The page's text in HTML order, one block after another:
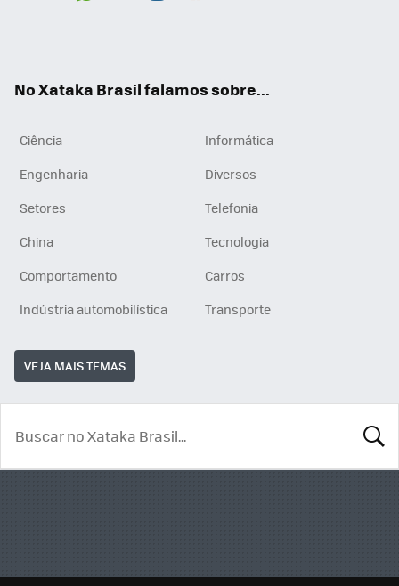
No Xataka Brasil falamos sobre...
Ciência
Informática
Engenharia
Diversos
Setores
Telefonia
China
Tecnologia
Comportamento
Carros
Indústria automobilística
Transporte
VEJA MAIS TEMAS